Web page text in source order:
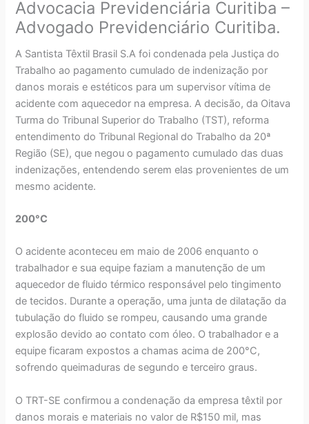
Advocacia Previdenciária Curitiba –
Advogado Previdenciário Curitiba.
A Santista Têxtil Brasil S.A foi condenada pela Justiça do
Trabalho ao pagamento cumulado de indenização por
danos morais e estéticos para um supervisor vítima de
acidente com aquecedor na empresa. A decisão, da Oitava
Turma do Tribunal Superior do Trabalho (TST), reforma
entendimento do Tribunal Regional do Trabalho da 20ª
Região (SE), que negou o pagamento cumulado das duas
indenizações, entendendo serem elas provenientes de um
mesmo acidente.
200°C
O acidente aconteceu em maio de 2006 enquanto o
trabalhador e sua equipe faziam a manutenção de um
aquecedor de fluido térmico responsável pelo tingimento
de tecidos. Durante a operação, uma junta de dilatação da
tubulação do fluido se rompeu, causando uma grande
explosão devido ao contato com óleo. O trabalhador e a
equipe ficaram expostos a chamas acima de 200°C,
sofrendo queimaduras de segundo e terceiro graus.
O TRT-SE confirmou a condenação da empresa têxtil por
danos morais e materiais no valor de R$150 mil, mas